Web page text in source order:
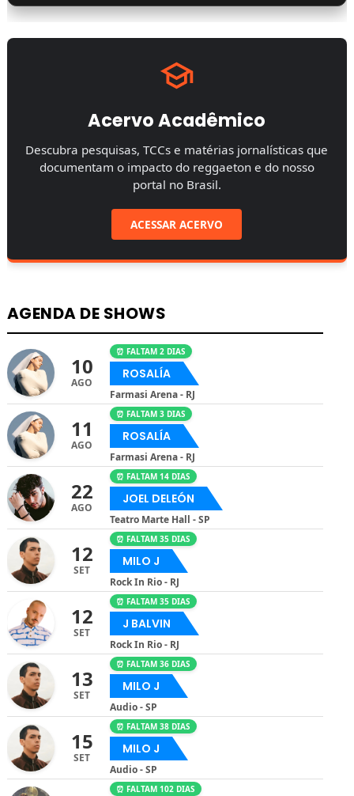
Acervo Acadêmico
Descubra pesquisas, TCCs e matérias jornalísticas que
documentam o impacto do reggaeton e do nosso
portal no Brasil.
ACESSAR ACERVO
AGENDA DE SHOWS
10
AGO
⏰ FALTAM 2 DIAS
ROSALÍA
Farmasi Arena - RJ
11
AGO
⏰ FALTAM 3 DIAS
ROSALÍA
Farmasi Arena - RJ
22
AGO
⏰ FALTAM 14 DIAS
JOEL DELEÓN
Teatro Marte Hall - SP
12
SET
⏰ FALTAM 35 DIAS
MILO J
Rock In Rio - RJ
12
SET
⏰ FALTAM 35 DIAS
J BALVIN
Rock In Rio - RJ
13
SET
⏰ FALTAM 36 DIAS
MILO J
Audio - SP
15
SET
⏰ FALTAM 38 DIAS
MILO J
Audio - SP
⏰ FALTAM 102 DIAS